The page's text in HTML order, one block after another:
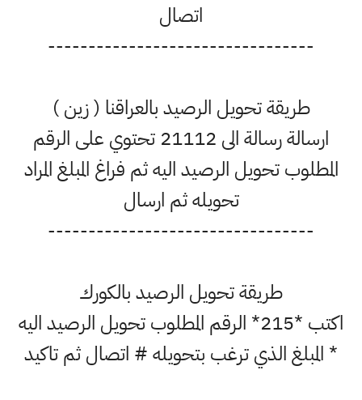
اتصال
---------------------------------
طريقة تحويل الرصيد بالعراقنا ( زين )
ارسالة رسالة الى 21112 تحتوي على الرقم
المطلوب تحويل الرصيد اليه ثم فراغ المبلغ المراد
تحويله ثم ارسال
---------------------------------
طريقة تحويل الرصيد بالكورك
اكتب *215* الرقم المطلوب تحويل الرصيد اليه
* المبلغ الذي ترغب بتحويله # اتصال ثم تاكيد